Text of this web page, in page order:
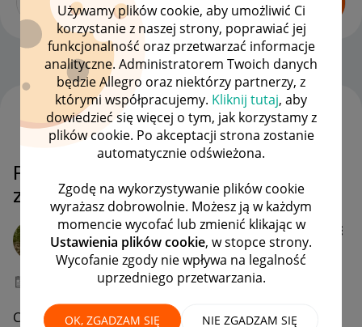
Używamy plików cookie, aby umożliwić Ci
korzystanie z naszej strony, poprawiać jej
funkcjonalność oraz przetwarzać informacje
analityczne. Administratorem Twoich danych
będzie Allegro oraz niektórzy partnerzy, z
którymi współpracujemy. Kliknij tutaj, aby
dowiedzieć się więcej o tym, jak korzystamy z
plików cookie. Po akceptacji strona zostanie
automatycznie odświeżona.
Zgodę na wykorzystywanie plików cookie
wyrażasz dobrowolnie. Możesz ją w każdym
momencie wycofać lub zmienić klikając w
Ustawienia plików cookie, w stopce strony.
Wycofanie zgody nie wpływa na legalność
uprzedniego przetwarzania.
OK, ZGADZAM SIĘ NIE ZGADZAM SIĘ
Dyskusje kupujących OPCJE
Proszę o przywrócenie zakupu do
zakładki "moje zakupy"
gdvorek
Moderacja Społeczności
08:07
Cześć! W tym wątku możesz poprosić o przywrócenie
WSZYSTKIE TEMATY